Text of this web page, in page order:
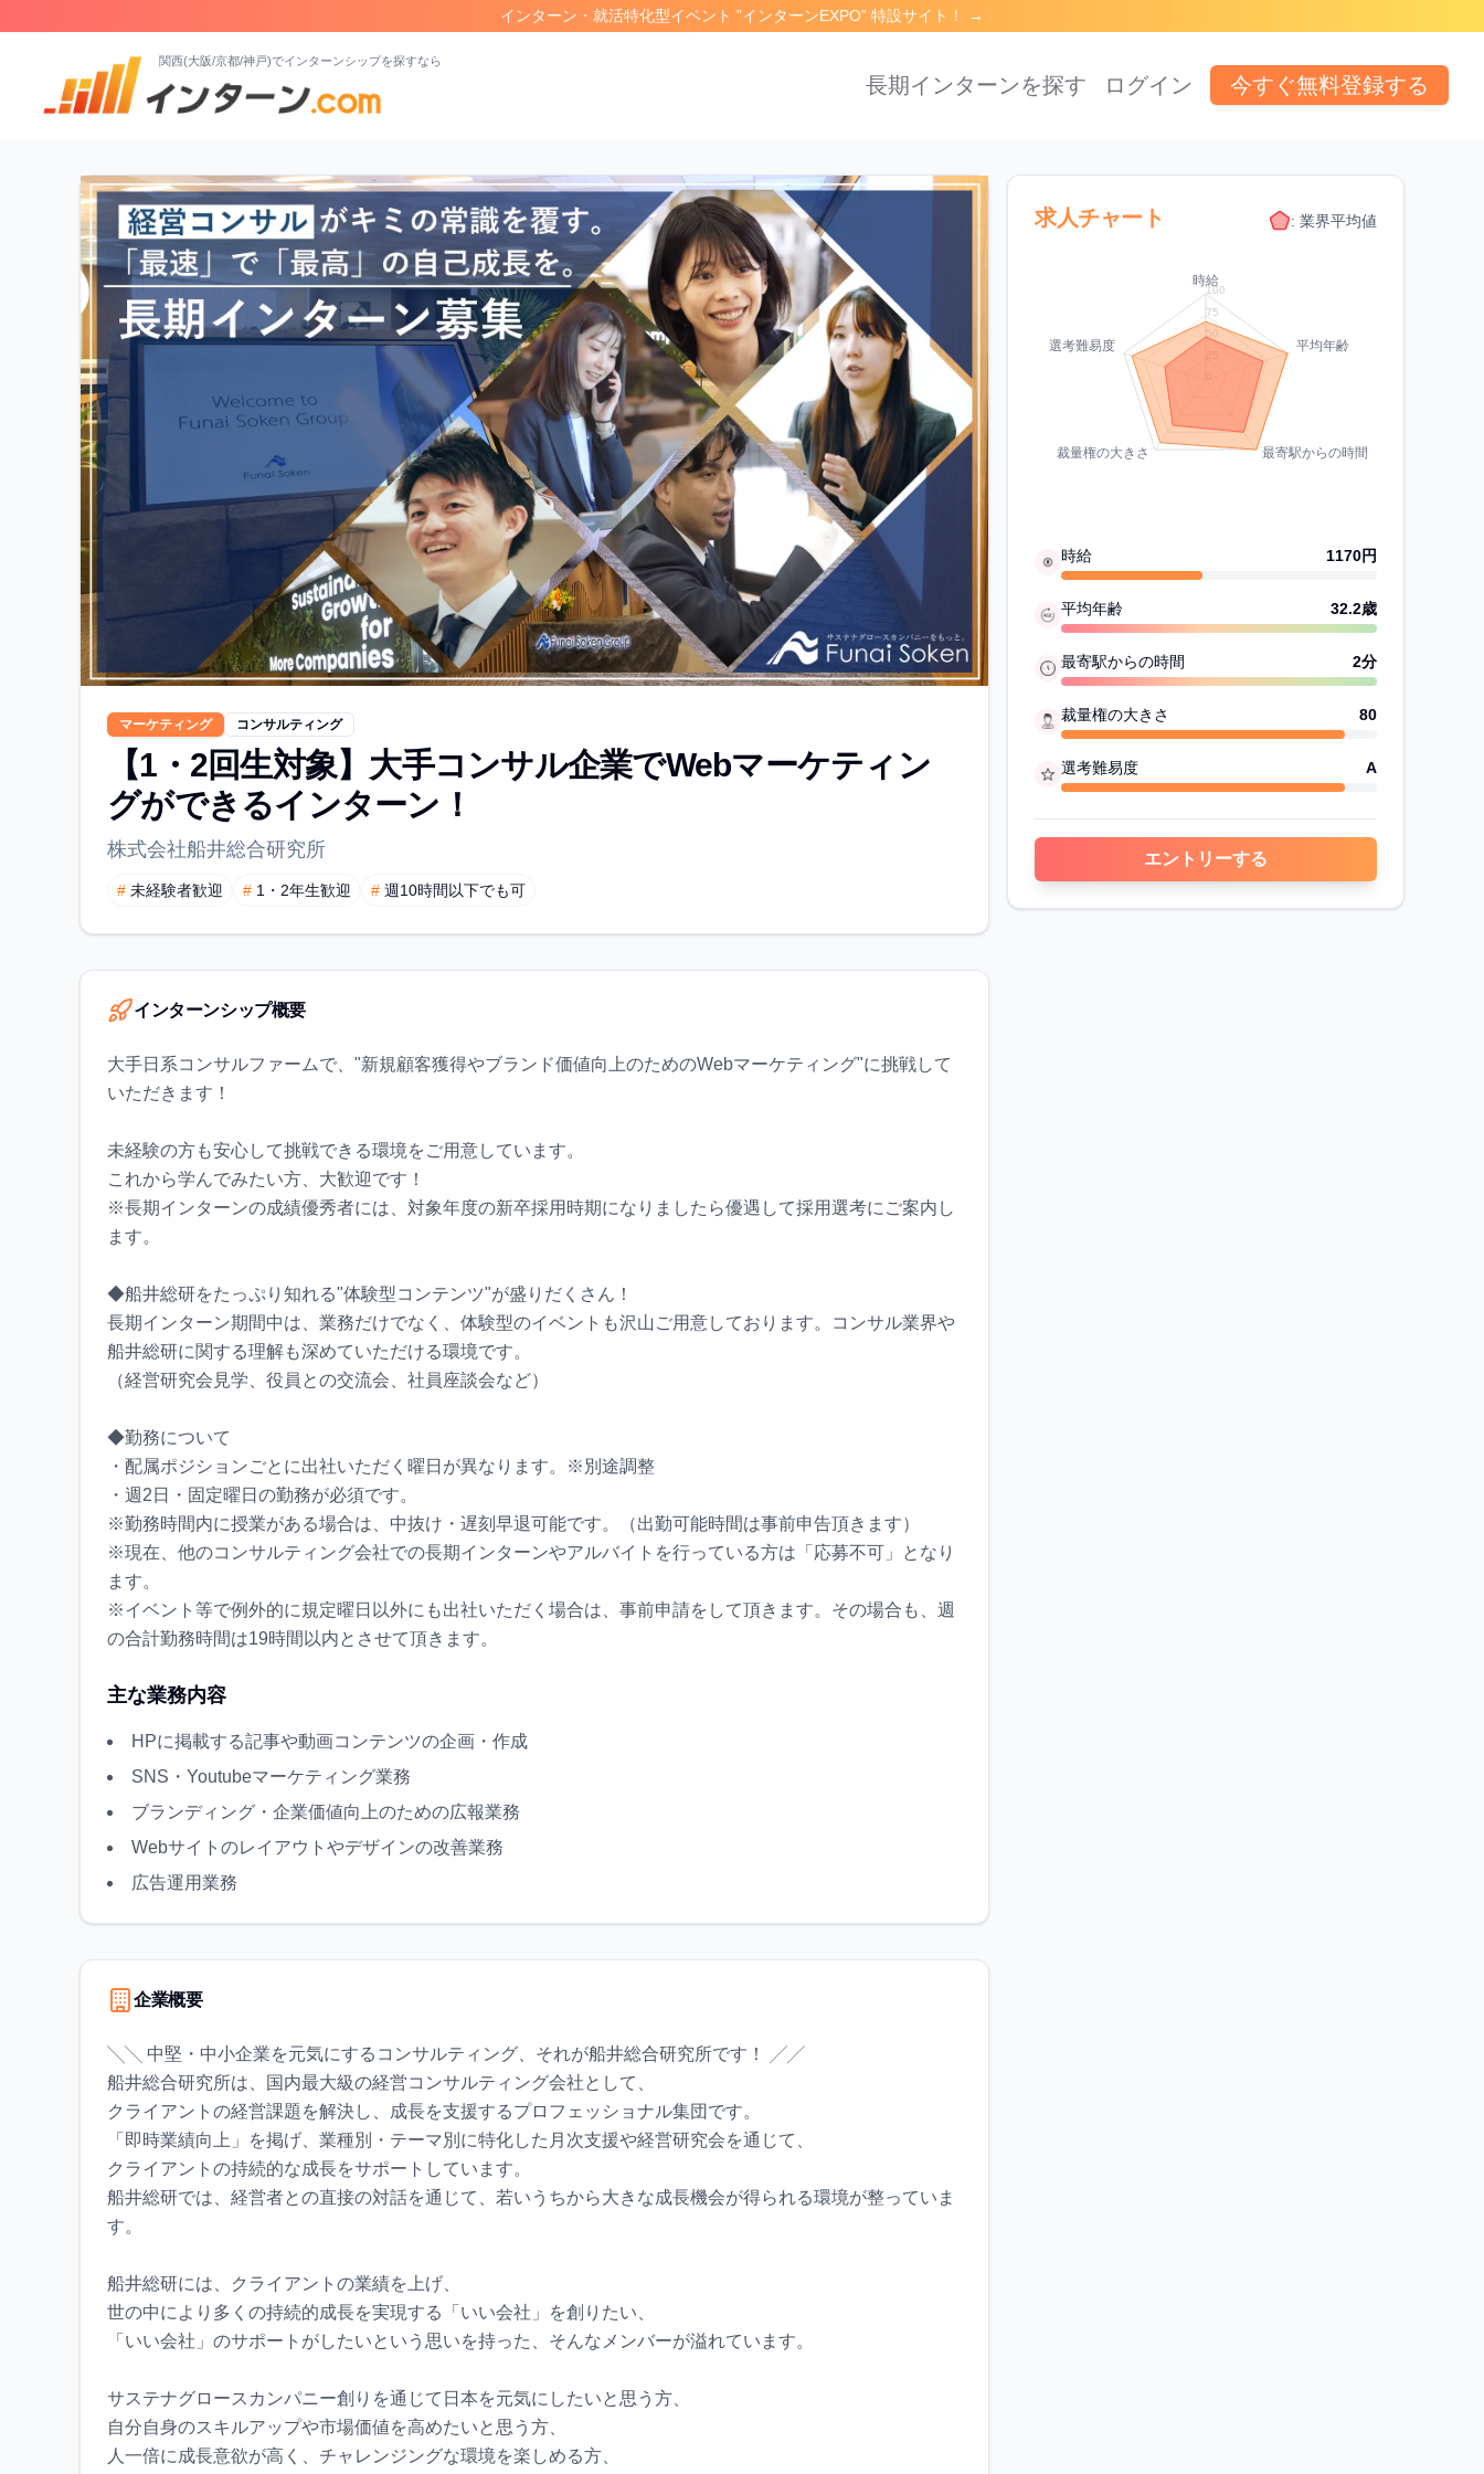
インターン・就活特化型イベント ”インターンEXPO” 特設サイト！ →
関西(大阪/京都/神戸)でインターンシップを探すなら
長期インターンを探す ログイン 今すぐ無料登録する
マーケティング コンサルティング
【1・2回生対象】大手コンサル企業でWebマーケティン
グができるインターン！
株式会社船井総合研究所
# 未経験者歓迎 # 1・2年生歓迎 # 週10時間以下でも可
インターンシップ概要
大手日系コンサルファームで、"新規顧客獲得やブランド価値向上のためのWebマーケティング"に挑戦して
いただきます！
未経験の方も安心して挑戦できる環境をご用意しています。
これから学んでみたい方、大歓迎です！
※長期インターンの成績優秀者には、対象年度の新卒採用時期になりましたら優遇して採用選考にご案内し
ます。
◆船井総研をたっぷり知れる"体験型コンテンツ"が盛りだくさん！
長期インターン期間中は、業務だけでなく、体験型のイベントも沢山ご用意しております。コンサル業界や
船井総研に関する理解も深めていただける環境です。
（経営研究会見学、役員との交流会、社員座談会など）
◆勤務について
・配属ポジションごとに出社いただく曜日が異なります。※別途調整
・週2日・固定曜日の勤務が必須です。
※勤務時間内に授業がある場合は、中抜け・遅刻早退可能です。（出勤可能時間は事前申告頂きます）
※現在、他のコンサルティング会社での長期インターンやアルバイトを行っている方は「応募不可」となり
ます。
※イベント等で例外的に規定曜日以外にも出社いただく場合は、事前申請をして頂きます。その場合も、週
主な業務内容
HPに掲載する記事や動画コンテンツの企画・作成
SNS・Youtubeマーケティング業務
ブランディング・企業価値向上のための広報業務
Webサイトのレイアウトやデザインの改善業務
広告運用業務
企業概要
╲╲ 中堅・中小企業を元気にするコンサルティング、それが船井総合研究所です！ ╱╱
船井総合研究所は、国内最大級の経営コンサルティング会社として、
クライアントの経営課題を解決し、成長を支援するプロフェッショナル集団です。
「即時業績向上」を掲げ、業種別・テーマ別に特化した月次支援や経営研究会を通じて、
クライアントの持続的な成長をサポートしています。
船井総研では、経営者との直接の対話を通じて、若いうちから大きな成長機会が得られる環境が整っていま
す。
船井総研には、クライアントの業績を上げ、
世の中により多くの持続的成長を実現する「いい会社」を創りたい、
「いい会社」のサポートがしたいという思いを持った、そんなメンバーが溢れています。
サステナグロースカンパニー創りを通じて日本を元気にしたいと思う方、
自分自身のスキルアップや市場価値を高めたいと思う方、
人一倍に成長意欲が高く、チャレンジングな環境を楽しめる方、
求人チャート : 業界平均値
時給
平均年齢
最寄駅からの時間
裁量権の大きさ
選考難易度
50
75
100
時給 1170円
平均年齢 32.2歳
最寄駅からの時間 2分
裁量権の大きさ 80
選考難易度 A
エントリーする